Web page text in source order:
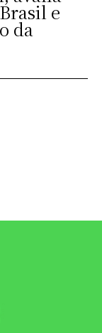
e
da